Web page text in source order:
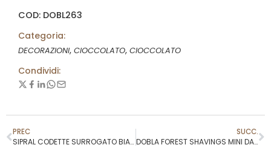
COD: DOBL263
Categoria:
DECORAZIONI, CIOCCOLATO, CIOCCOLATO
Condividi:
PREC
SIPRAL CODETTE SURROGATO BIANCO
SUCC.
DOBLA FOREST SHAVINGS MINI DARK/WHITE COD.73191